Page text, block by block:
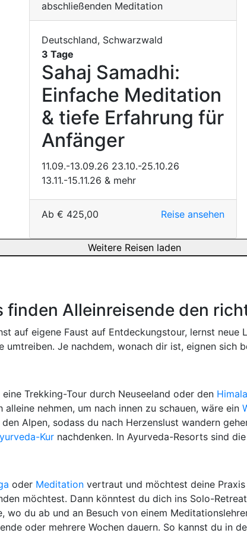
Deutschland, Schwarzwald
3 Tage
Sahaj Samadhi:
Einfache Meditation
& tiefe Erfahrung für
Anfänger
11.09.-13.09.26 23.10.-25.10.26
13.11.-15.11.26 & mehr
Ab € 425,00 Reise ansehen
Weitere Reisen laden
finden Alleinreisende den
auf eigene Faust auf Entdeckungstour, lernst
umtreiben. Je nachdem, wonach dir ist, eignen sich
Trekking-Tour durch Neuseeland oder den
nehmen, um nach innen zu schauen, wäre ein
Alpen, sodass du nach Herzenslust wandern
Kur nachdenken. In Ayurveda-Resorts sind
oder Meditation vertraut und möchtest deine
möchtest. Dann könntest du dich ins Solo-
wo du ab und an Besuch von einem
oder mehrere Wochen dauern. So kannst du in